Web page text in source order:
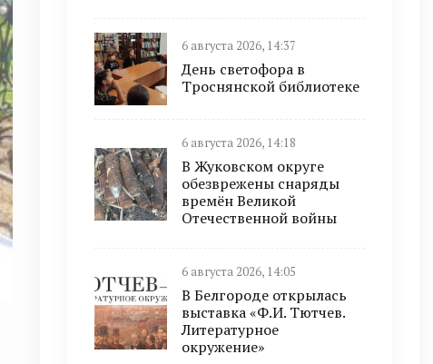
6 августа 2026, 14:37
День светофора в
Троснянской библиотеке
6 августа 2026, 14:18
В Жуковском округе
обезврежены снаряды
времён Великой
Отечественной войны
6 августа 2026, 14:05
В Белгороде открылась
выставка «Ф.И. Тютчев.
Литературное
окружение»